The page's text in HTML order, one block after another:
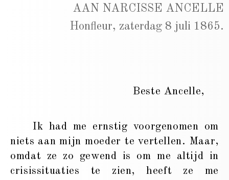
AAN NARCISSE ANCELLE
Honfleur, zaterdag 8 juli 1865.
Beste Ancelle,
Ik had me ernstig voorgenomen om
niets aan mijn moeder te vertellen. Maar,
omdat ze zo gewend is om me altijd in
crisissituaties te zien, heeft ze me